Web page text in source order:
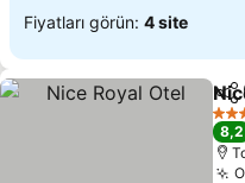
Fiyatları görün: 4 site
3
8,2